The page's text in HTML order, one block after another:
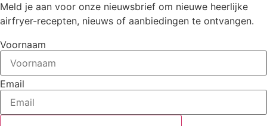
Meld je aan voor onze nieuwsbrief om nieuwe heerlijke
airfryer-recepten, nieuws of aanbiedingen te ontvangen.
Voornaam
Email